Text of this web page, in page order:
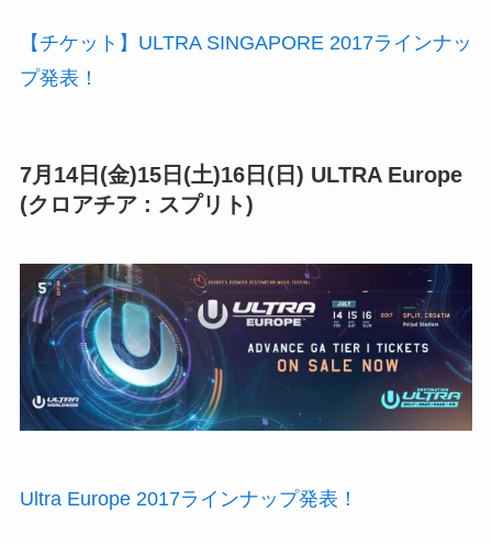
【チケット】ULTRA SINGAPORE 2017ラインナッ
プ発表！
7月14日(金)15日(土)16日(日) ULTRA Europe
(クロアチア : スプリト)
Ultra Europe 2017ラインナップ発表！